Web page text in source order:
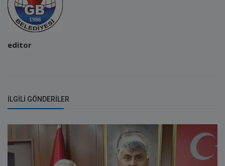
editor
İLGILI GÖNDERILER